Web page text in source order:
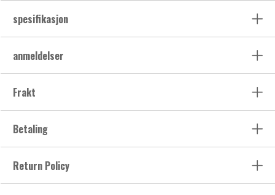
spesifikasjon
anmeldelser
Frakt
Betaling
Return Policy